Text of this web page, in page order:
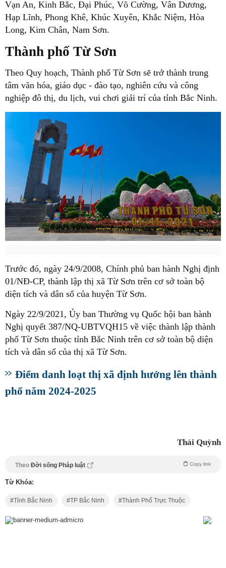
Vạn An, Kinh Bắc, Đại Phúc, Võ Cường, Vân Dương,
Hạp Lĩnh, Phong Khê, Khúc Xuyên, Khắc Niệm, Hòa
Long, Kim Chân, Nam Sơn.
Thành phố Từ Sơn
Theo Quy hoạch, Thành phố Từ Sơn sẽ trở thành trung
tâm văn hóa, giáo dục - đào tạo, nghiên cứu và công
nghiệp đô thị, du lịch, vui chơi giải trí của tỉnh Bắc Ninh.
Trước đó, ngày 24/9/2008, Chính phủ ban hành Nghị định
01/NĐ-CP, thành lập thị xã Từ Sơn trên cơ sở toàn bộ
diện tích và dân số của huyện Từ Sơn.
Ngày 22/9/2021, Ủy ban Thường vụ Quốc hội ban hành
Nghị quyết 387/NQ-UBTVQH15 về việc thành lập thành
phố Từ Sơn thuộc tỉnh Bắc Ninh trên cơ sở toàn bộ diện
tích và dân số của thị xã Từ Sơn.
Điểm danh loạt thị xã định hướng lên thành
phố năm 2024-2025
Thái Quỳnh
Theo Đời sống Pháp luật Copy link
Từ Khóa:
Tỉnh Bắc Ninh TP Bắc Ninh Thành Phố Trực Thuộc